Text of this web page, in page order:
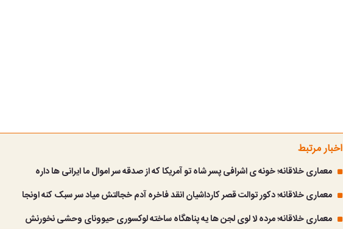
اخبار مرتبط
معماری خلاقانه؛ خونه ی اشرافی پسر شاه تو آمریکا که از صدقه سر اموال ما ایرانی ها داره
معماری خلاقانه؛ دکور توالت قصر کارداشیان انقد فاخره آدم خجالتش میاد سر سبک کنه اونجا
معماری خلاقانه؛ مرده لا لوی لجن ها یه پناهگاه ساخته لوکسوری حیوونای وحشی نخورنش